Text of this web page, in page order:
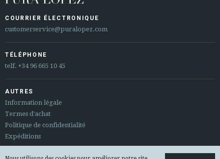
COURRIER ÉLECTRONIQUE
customerservice@puralopez.com
TÉLÉPHONE
telf. +34 96 665 10 45
AUTRES
Information légale
Termes d'achat
Politique de confidentialité
Expéditions